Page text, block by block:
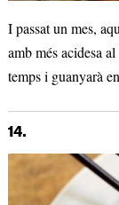
I passat un mes,
amb més acidesa
temps i guanyarà
14.